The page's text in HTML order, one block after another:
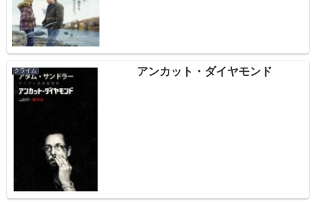
クライム アンカット・ダイヤモンド